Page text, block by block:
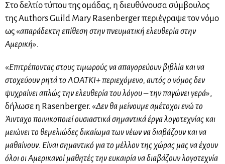
Στο δελτίο τύπου της ομάδας, η διευθύνουσα σύμβουλος
της Authors Guild Mary Rasenberger περιέγραψε τον νόμο
ως «απαράδεκτη επίθεση στην πνευματική ελευθερία στην
Αμερική».
«Επιτρέποντας στους τιμωρούς να απαγορεύουν βιβλία και να
στοχεύουν ρητά το ΛΟΑΤΚΙ+ περιεχόμενο, αυτός ο νόμος δεν
ψυχραίνει απλώς την ελευθερία του λόγου – την παγώνει γερά»,
δήλωσε η Rasenberger. «Δεν θα μείνουμε αμέτοχοι ενώ το
Άινταχο ποινικοποιεί ουσιαστικά σημαντικά έργα λογοτεχνίας και
μειώνει το θεμελιώδες δικαίωμα των νέων να διαβάζουν και να
μαθαίνουν. Είναι σημαντικό για το μέλλον της χώρας μας να έχουν
όλοι οι Αμερικανοί μαθητές την ευκαιρία να διαβάζουν λογοτεχνία